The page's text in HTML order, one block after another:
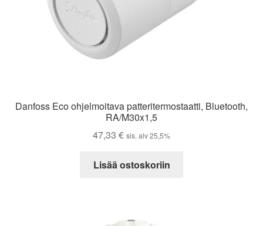
Danfoss Eco ohjelmoitava patteritermostaatti, Bluetooth,
RA/M30x1,5
47,33 € sis. alv 25,5%
Lisää ostoskoriin